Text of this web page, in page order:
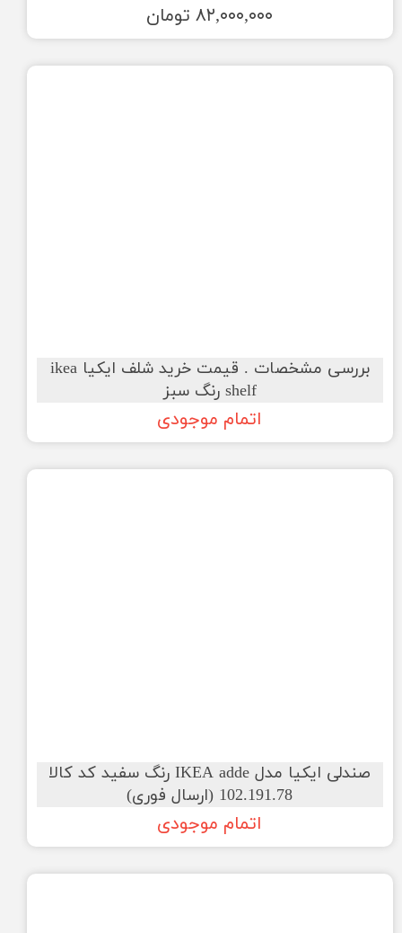
۸۲,۰۰۰,۰۰۰ تومان
بررسی مشخصات . قیمت خرید شلف ایکیا ikea
shelf رنگ سبز
اتمام موجودی
صندلی ایکیا مدل IKEA adde رنگ سفید کد کالا
102.191.78 (ارسال فوری)
اتمام موجودی